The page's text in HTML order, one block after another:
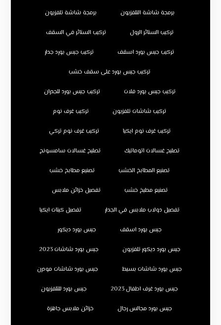
برمجة شاشة التلفزيون برمجة شاشة تلفزيون
تركيب الستائر الرول تركيب الستائر في السقف
تركيب جبس بورد اسقف تركيب جبس بورد جدار
تركيب جبس بورد على سقف خشب
تركيب جبس بورد فلات تركيب جبس بورد للجدران
تركيب شاشات تلفزيون تركيب غرف نوم
تركيب غرف نوم ايكيا تركيب غرف نوم تركي
تصليح غسالات اتوماتيك تصليح غسالات سامسونج
تصنيع المطابخ الخشب تصنيع مطابخ خشب
تصنيع مطبخ خشب تفصيل خزائن ملابس
تفصيل دولاب ملابس في الجدار تفصيل كبتات ايكيا
جبس بورد اسقف جبس بورد ديكور
جبس بورد ديكور تلفزيون جبس بورد شاشات 2023
جبس بورد شاشات بسيط جبس بورد شاشات مودرن
جبس بورد غرف اطفال 2023 جبس بورد للتلفزيون
جبس بورد مجالس رجال خزائن ملابس جاهزة